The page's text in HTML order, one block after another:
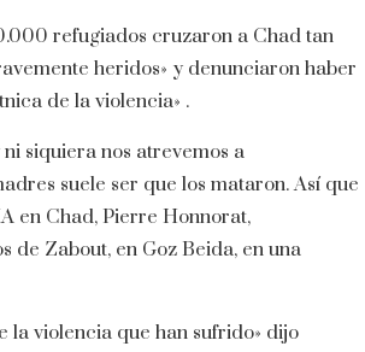
refugiados cruzaron a Chad tan
heridos» y denunciaron haber
de la violencia» .
siquiera nos atrevemos a
suele ser que los mataron. Así que
en Chad, Pierre Honnorat,
de Zabout, en Goz Beida, en una
la violencia que han sufrido» dijo